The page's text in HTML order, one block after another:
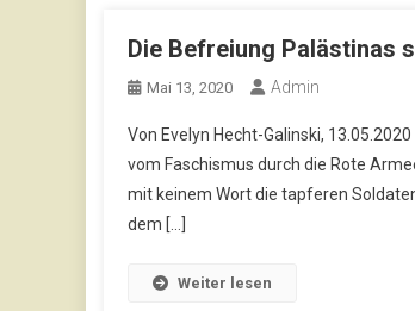
Die Befreiung Palästinas
Mai 13, 2020 Admin
Von Evelyn Hecht-Galinski,
vom Faschismus durch die Rote
mit keinem Wort die tapferen
dem […]
Weiter lesen